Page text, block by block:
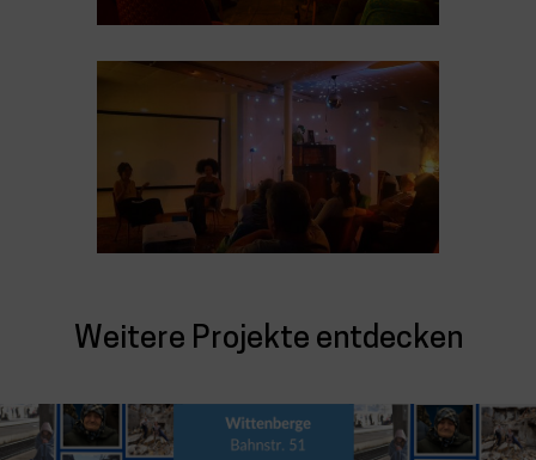
Weitere Projekte entdecken